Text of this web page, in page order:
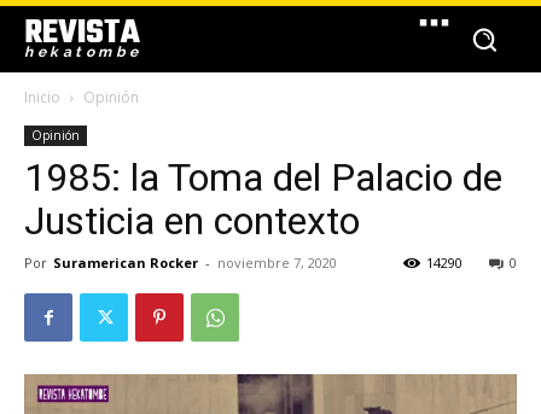
REVISTA
hekatombe
Inicio Opinión
Opinión
1985: la Toma del Palacio de
Justicia en contexto
Por Suramerican Rocker - noviembre 7, 2020 0
14290